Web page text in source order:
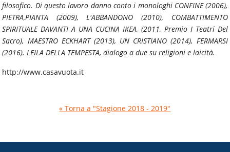
filosofico. Di questo lavoro danno conto i monologhi CONFINE (2006),
PIETRA,PIANTA (2009), L'ABBANDONO (2010), COMBATTIMENTO
SPIRITUALE DAVANTI A UNA CUCINA IKEA, (2011, Premio I Teatri Del
Sacro), MAESTRO ECKHART (2013), UN CRISTIANO (2014), FERMARSI
(2016). LEILA DELLA TEMPESTA, dialogo a due su religioni e laicità.
http://www.casavuota.it
« Torna a "Stagione 2018 - 2019"